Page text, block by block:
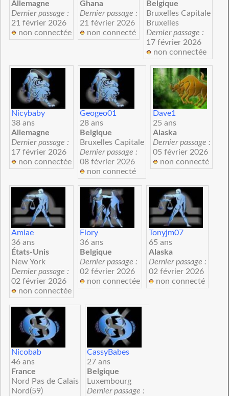
Allemagne
Dernier passage :
21 février 2026
non connectée
Ghana
Dernier passage :
21 février 2026
non connecté
Belgique
Bruxelles Capitale
Bruxelles
Dernier passage :
17 février 2026
non connectée
Nicybaby
38 ans
Allemagne
Dernier passage :
17 février 2026
non connectée
Geogeo01
28 ans
Belgique
Bruxelles Capitale
Dernier passage :
08 février 2026
non connecté
Dave1
25 ans
Alaska
Dernier passage :
05 février 2026
non connecté
Amiae
36 ans
États-Unis
New York
Dernier passage :
02 février 2026
non connectée
Flory
36 ans
Belgique
Dernier passage :
02 février 2026
non connectée
Tonyjm07
65 ans
Alaska
Dernier passage :
02 février 2026
non connecté
Nicobab
46 ans
France
Nord Pas de Calais
Nord(59)
CassyBabes
27 ans
Belgique
Luxembourg
Dernier passage :